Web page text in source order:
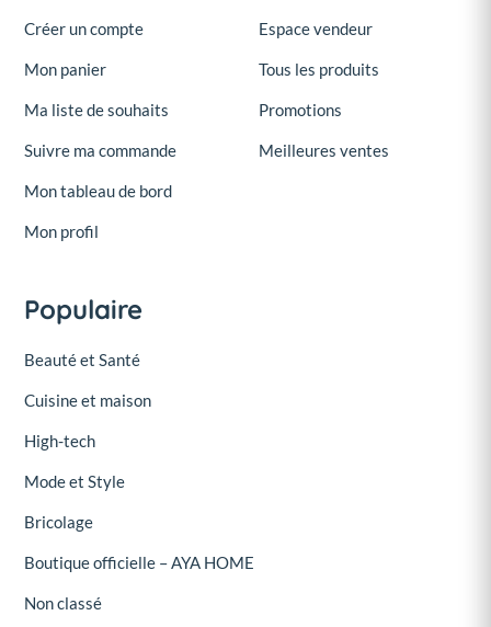
Créer un compte
Mon panier
Ma liste de souhaits
Suivre ma commande
Mon tableau de bord
Mon profil
Espace vendeur
Tous les produits
Promotions
Meilleures ventes
Populaire
Beauté et Santé
Cuisine et maison
High-tech
Mode et Style
Bricolage
Boutique officielle – AYA HOME
Non classé